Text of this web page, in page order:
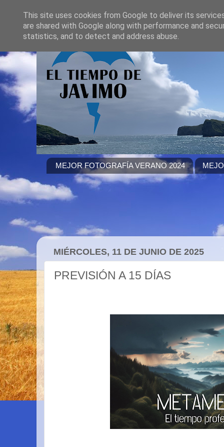
MEJOR FOTOGRAFÍA VERANO 2024
MIÉRCOLES, 11 DE JUNIO DE 2025
PREVISIÓN A 15 DÍAS
This site uses cookies from Google to deliver its
are shared with Google along with performance and
statistics, and to detect and address abuse.